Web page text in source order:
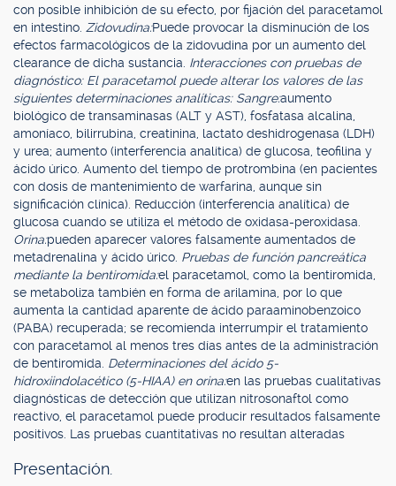
con posible inhibición de su efecto, por fijación del paracetamol
en intestino. Zidovudina:Puede provocar la disminución de los
efectos farmacológicos de la zidovudina por un aumento del
clearance de dicha sustancia. Interacciones con pruebas de
diagnóstico: El paracetamol puede alterar los valores de las
siguientes determinaciones analíticas: Sangre:aumento
biológico de transaminasas (ALT y AST), fosfatasa alcalina,
amoníaco, bilirrubina, creatinina, lactato deshidrogenasa (LDH)
y urea; aumento (interferencia analítica) de glucosa, teofilina y
ácido úrico. Aumento del tiempo de protrombina (en pacientes
con dosis de mantenimiento de warfarina, aunque sin
significación clínica). Reducción (interferencia analítica) de
glucosa cuando se utiliza el método de oxidasa-peroxidasa.
Orina:pueden aparecer valores falsamente aumentados de
metadrenalina y ácido úrico. Pruebas de función pancreática
mediante la bentiromida:el paracetamol, como la bentiromida,
se metaboliza también en forma de arilamina, por lo que
aumenta la cantidad aparente de ácido paraaminobenzoico
(PABA) recuperada; se recomienda interrumpir el tratamiento
con paracetamol al menos tres días antes de la administración
de bentiromida. Determinaciones del ácido 5-
hidroxiindolacético (5-HIAA) en orina:en las pruebas cualitativas
diagnósticas de detección que utilizan nitrosonaftol como
reactivo, el paracetamol puede producir resultados falsamente
positivos. Las pruebas cuantitativas no resultan alteradas
Presentación.